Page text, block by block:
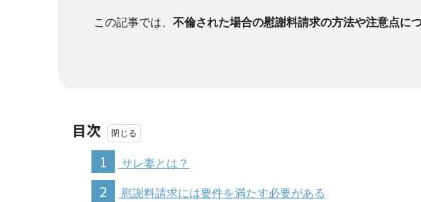
この記事では、 不倫された場合の慰謝料請求の方法や注意点に
目次
1
サレ妻とは？
2 慰謝料請求には要件を満たす必要がある